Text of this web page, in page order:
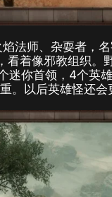
法师、杂耍者，
着像邪教组织。
你首领，4个英
以后英雄怪还会